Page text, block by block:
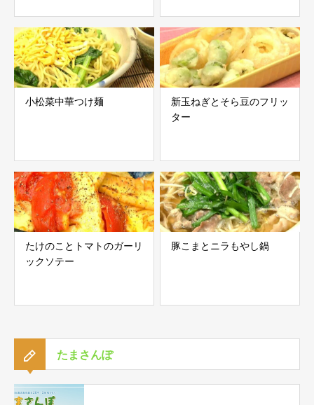
小松菜中華つけ麺
新玉ねぎとそら豆のフリッ
ター
たけのことトマトのガーリ
ックソテー
豚こまとニラもやし鍋
たまさんぽ